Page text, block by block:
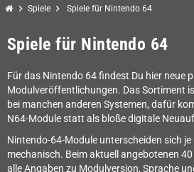
chevron_right Spiele chevron_right Spiele für Nintendo 64
Spiele für Nintendo 64
Für das Nintendo 64 findest Du hier neue
Modulveröffentlichungen. Das Sortiment
bei manchen anderen Systemen, dafür
N64-Module statt als bloße digitale
Nintendo-64-Module unterscheiden sich je
mechanisch. Beim aktuell angebotenen
alle Angaben zu Modulversion, Sprache